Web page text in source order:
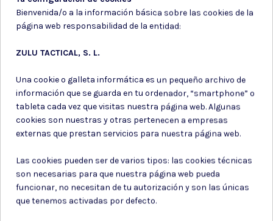
Municion de
carabina aire
comprimido
SET 1500BBS 4.5MM METAL
+ 10 BOTELLAS CO2
13,65 €
Bienvenida/o a la información básica sobre las cookies de la
página web responsabilidad de la entidad:
ZULU TACTICAL, S. L.
Una cookie o galleta informática es un pequeño archivo de
información que se guarda en tu ordenador, “smartphone” o
tableta cada vez que visitas nuestra página web. Algunas
cookies son nuestras y otras pertenecen a empresas
externas que prestan servicios para nuestra página web.
Las cookies pueden ser de varios tipos: las cookies técnicas
son necesarias para que nuestra página web pueda
funcionar, no necesitan de tu autorización y son las únicas
que tenemos activadas por defecto.